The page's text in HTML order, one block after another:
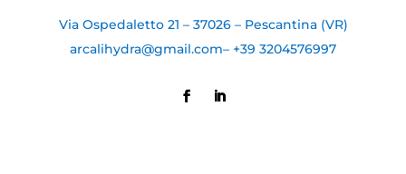
Via Ospedaletto 21 – 37026 – Pescantina (VR)
arcalihydra@gmail.com– +39 3204576997